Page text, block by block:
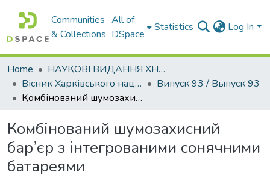
Communities
& Collections
All of
DSpace
Statistics Log In
Home
НАУКОВІ ВИДАННЯ ХНАДУ
Вісник Харківського національного автомобільно-дорожнього університету / Вестник Харьковского национального автомобильно-дорожного университета
Випуск 93 / Выпуск 93
Комбінований шумозахисний бар’єр з інтегрованими cонячними батареями
Комбінований шумозахисний
бар’єр з інтегрованими cонячними
батареями